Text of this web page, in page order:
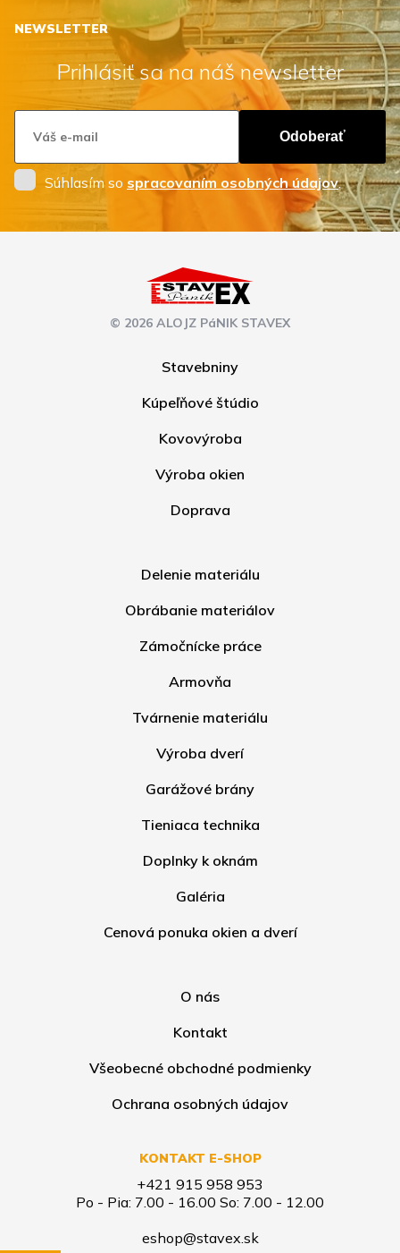
NEWSLETTER
Prihlásiť sa na náš newsletter
Odoberať
Súhlasím so spracovaním osobných údajov.
© 2026 ALOJZ PáNIK STAVEX
Stavebniny
Kúpeľňové štúdio
Kovovýroba
Výroba okien
Doprava
Delenie materiálu
Obrábanie materiálov
Zámočnícke práce
Armovňa
Tvárnenie materiálu
Výroba dverí
Garážové brány
Tieniaca technika
Doplnky k oknám
Galéria
Cenová ponuka okien a dverí
O nás
Kontakt
Všeobecné obchodné podmienky
Ochrana osobných údajov
KONTAKT E-SHOP
+421 915 958 953
Po - Pia: 7.00 - 16.00 So: 7.00 - 12.00
eshop@stavex.sk